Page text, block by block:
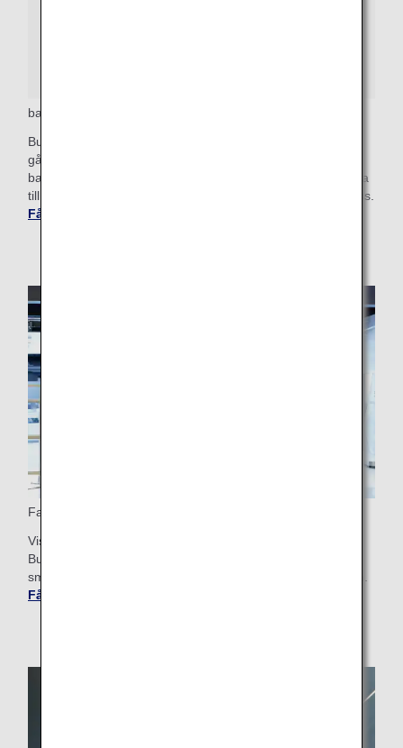
bagagelapp för Business Class bagage
Business Class passagerare som vill checka in bagage bör
gå vidare till bagageavlämningsdisken, där en prioriterad
bagageskylt kommer fästas. Dessa väskor kommer anlända
till bagageutlämningen efter prioritetsväskorna i Första klass.
Få mer bagageinformation
Fast Track-säkerhet
Vissa flygplatser erbjuder Fast Track-snabbincheckning för
Business Class passagerare, vilket gör säkerhetskontrollen
smidigare. Kontrollera flygplatsguiden för avreseflygplatsen.
Få flygplats- och stadsinformation